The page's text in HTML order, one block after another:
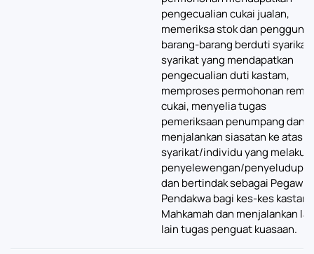
pengecualian cukai jualan,
memeriksa stok dan
barang-barang berduti syarikat-
syarikat yang mendapatkan
pengecualian duti kastam,
memproses permohonan
cukai, menyelia tugas
pemeriksaan penumpang dan
menjalankan siasatan ke atas
syarikat/individu yang
penyelewengan/
dan bertindak sebagai Pegawai
Pendakwa bagi kes-kes kastam
Mahkamah dan menjalankan
lain tugas penguat kuasaan.